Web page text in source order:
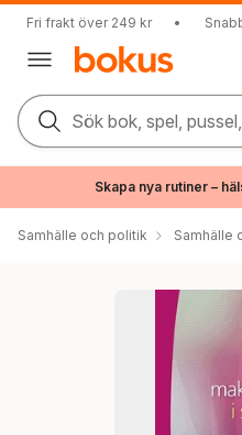
Fri frakt över 249 kr •
Sök bok, spel,
Skapa nya rutiner –
Samhälle och politik Samhälle